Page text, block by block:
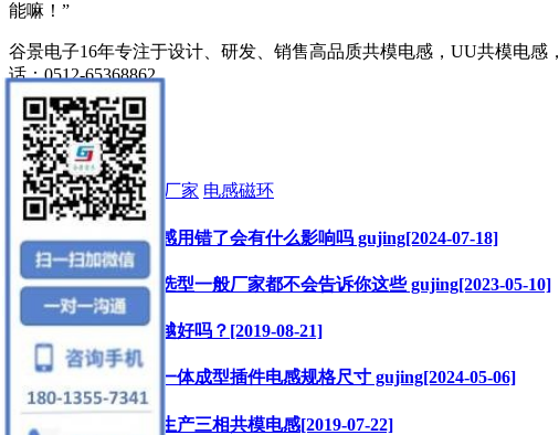
能嘛！”
谷景电子16年专注于设计、研发、销售高品质共模电感，UU共模电
话：0512-65368862。
mira
标签: 共模电感 电感厂家 电感磁环
你知道共模电感用错了会有什么影响吗 gujing[2024-07-18]
直流共模电感选型一般厂家都不会告诉你这些 gujing[2023-05-10]
电感线径越大越好吗？[2019-08-21]
如何正确选择一体成型插件电感规格尺寸 gujing[2024-05-06]
谷景电子能够生产三相共模电感[2019-07-22]